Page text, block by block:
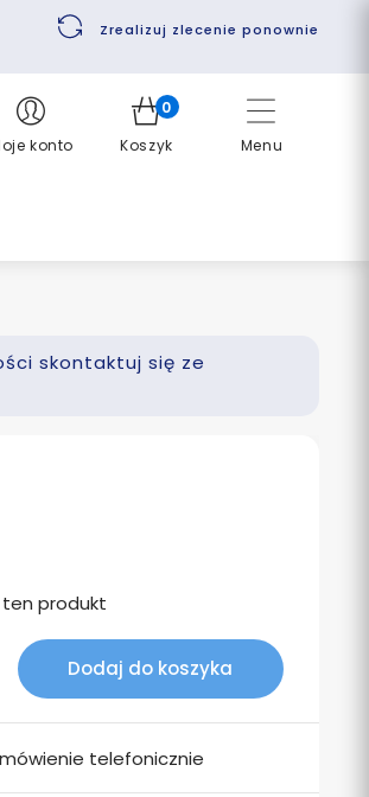
Zrealizuj zlecenie ponownie
Menu
konto
0
Koszyk
skontaktuj się ze
ten produkt
Dodaj do koszyka
telefonicznie